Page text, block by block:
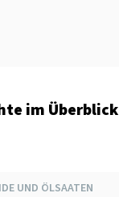
im Überblick
UND ÖLSAATEN